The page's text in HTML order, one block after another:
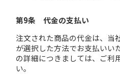
第9条 代金の支払い
注文された商品の代金は、当
が選択した方法でお支払いい
の詳細につきましては、ご利
い。